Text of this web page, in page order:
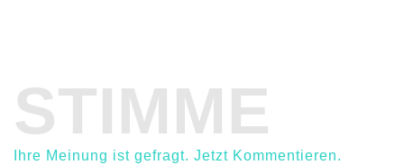
STIMME
Ihre Meinung ist gefragt. Jetzt Kommentieren.